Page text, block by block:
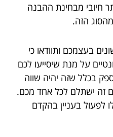
חיובי מבחינת ההבנה
הזה.
בעצמכם ותוודאו כי
על מנת שיסייעו לכם
בכלל שזה יהיה שווה
זה ישתלם לכל אחד מכם.
לפעול בעניין בהקדם